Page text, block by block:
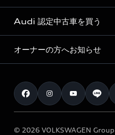
試乗予約
e-tronラインアップ
価格シミュレーション
車両比較
カタログ一覧
オンラインショップ
Audi collection
アウディナビアプリ
サービス入庫予約
サービスプログラム
メンテナンス
車検 / 定期点検
e-tronアフターサポート
Audi 認定中古車を買う
Audi認定中古車
クオリティ
保証
メンテナンス
オーナーの方へお知らせ
お知らせ
オーナー様向けキャンペーン
© 2026 VOLKSWAGEN